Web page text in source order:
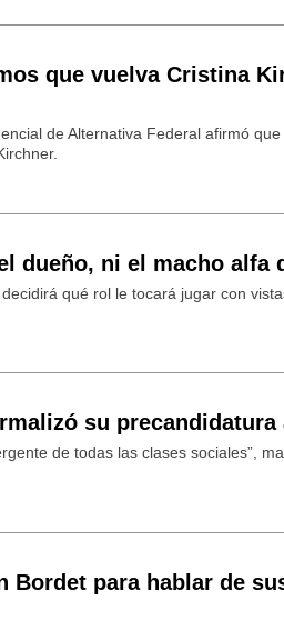
que vuelva Cristina
de Alternativa Federal afirmó
dueño, ni el macho alfa
qué rol le tocará jugar con
su
de todas las clases sociales”,
Bordet para hablar de